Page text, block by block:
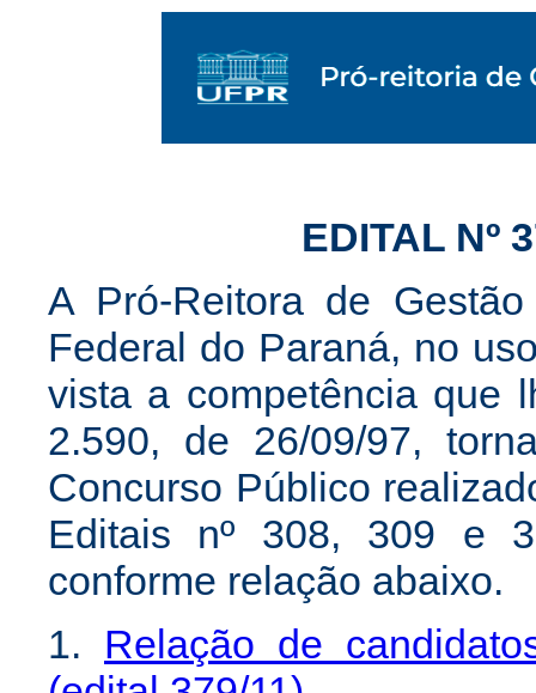
EDITAL Nº
A Pró-Reitora de
Federal do Paraná, no
vista a competência que
2.590, de 26/09/97,
Concurso Público
Editais nº 308, 309 e
conforme relação abaixo.
1. Relação de